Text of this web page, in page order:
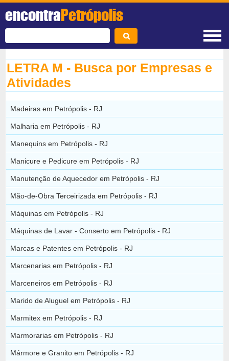
encontraPetrópolis
LETRA M - Busca por Empresas e
Atividades
Madeiras em Petrópolis - RJ
Malharia em Petrópolis - RJ
Manequins em Petrópolis - RJ
Manicure e Pedicure em Petrópolis - RJ
Manutenção de Aquecedor em Petrópolis - RJ
Mão-de-Obra Terceirizada em Petrópolis - RJ
Máquinas em Petrópolis - RJ
Máquinas de Lavar - Conserto em Petrópolis - RJ
Marcas e Patentes em Petrópolis - RJ
Marcenarias em Petrópolis - RJ
Marceneiros em Petrópolis - RJ
Marido de Aluguel em Petrópolis - RJ
Marmitex em Petrópolis - RJ
Marmorarias em Petrópolis - RJ
Mármore e Granito em Petrópolis - RJ